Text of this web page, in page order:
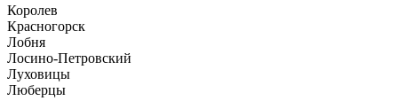
Королев
Красногорск
Лобня
Лосино-Петровский
Луховицы
Люберцы